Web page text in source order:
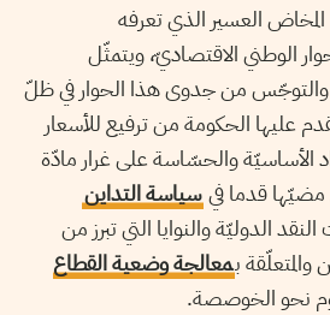
العسير الذي تعرفه
الوطني الاقتصاديّ، ويتمثّل
من جدوى هذا الحوار في ظلّ
عليها الحكومة من ترفيع للأسعار
الأساسيّة والحسّاسة على غرار مادّة
مضيّها قدما في سياسة التداين
الدوليّة والنوايا التي تبرز من
بمعالجة وضعية القطاع
نحو الخوصصة.